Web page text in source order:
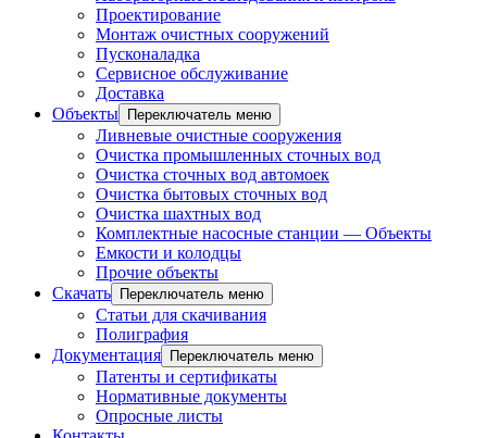
Проектирование
Монтаж очистных сооружений
Пусконаладка
Сервисное обслуживание
Доставка
Объекты
Переключатель меню
Ливневые очистные сооружения
Очистка промышленных сточных вод
Очистка сточных вод автомоек
Очистка бытовых сточных вод
Очистка шахтных вод
Комплектные насосные станции — Объекты
Емкости и колодцы
Прочие объекты
Скачать
Переключатель меню
Статьи для скачивания
Полиграфия
Документация
Переключатель меню
Патенты и сертификаты
Нормативные документы
Опросные листы